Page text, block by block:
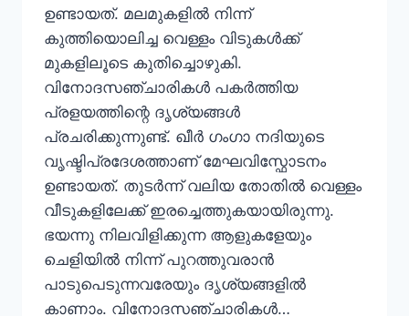
ഉണ്ടായത്. മലമുകളിൽ നിന്ന്
കുത്തിയൊലിച്ച വെള്ളം വിടുകൾക്ക്
മുകളിലൂടെ കുതിച്ചൊഴുകി.
വിനോദസഞ്ചാരികൾ പകർത്തിയ
പ്രളയത്തിന്റെ ദൃശ്യങ്ങൾ
പ്രചരിക്കുന്നുണ്ട്. ഖീർ ഗംഗാ നദിയുടെ
വൃഷ്ടിപ്രദേശത്താണ് മേഘവിസ്ഫോടനം
ഉണ്ടായത്. തുടർന്ന് വലിയ തോതിൽ വെള്ളം
വീടുകളിലേക്ക് ഇരച്ചെത്തുകയായിരുന്നു.
ഭയന്നു നിലവിളിക്കുന്ന ആളുകളേയും
ചെളിയിൽ നിന്ന് പുറത്തുവരാൻ
പാടുപെടുന്നവരേയും ദൃശ്യങ്ങളിൽ
കാണാം. വിനോദസഞ്ചാരികൾ…